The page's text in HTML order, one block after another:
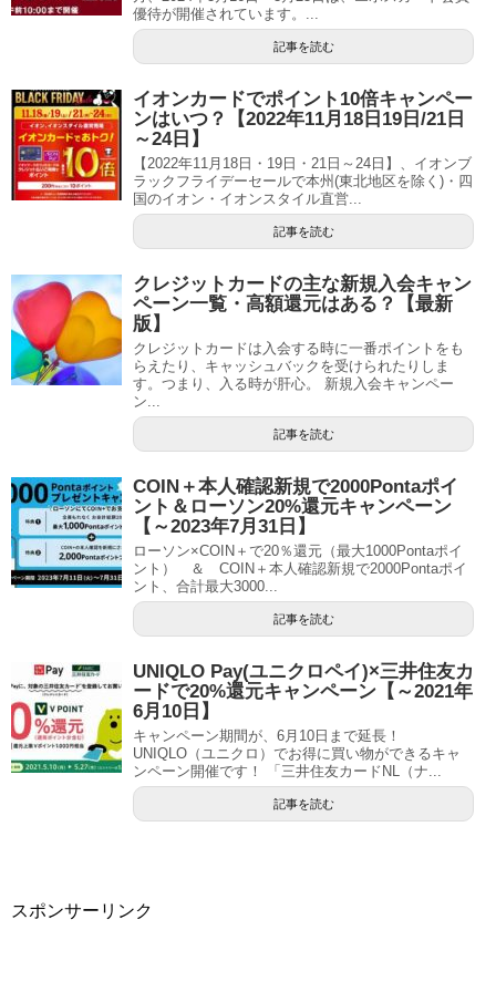
優待が開催されています。...
記事を読む
イオンカードでポイント10倍キャンペー
ンはいつ？【2022年11月18日19日/21日
～24日】
【2022年11月18日・19日・21日～24日】、イオンブ
ラックフライデーセールで本州(東北地区を除く)・四
国のイオン・イオンスタイル直営...
記事を読む
クレジットカードの主な新規入会キャン
ペーン一覧・高額還元はある？【最新
版】
クレジットカードは入会する時に一番ポイントをも
らえたり、キャッシュバックを受けられたりしま
す。つまり、入る時が肝心。 新規入会キャンペー
ン...
記事を読む
COIN＋本人確認新規で2000Pontaポイ
ント＆ローソン20%還元キャンペーン
【～2023年7月31日】
ローソン×COIN＋で20％還元（最大1000Pontaポイ
ント） ＆ COIN＋本人確認新規で2000Pontaポイ
ント、合計最大3000...
記事を読む
UNIQLO Pay(ユニクロペイ)×三井住友カ
ードで20%還元キャンペーン【～2021年
6月10日】
キャンペーン期間が、6月10日まで延長！
UNIQLO（ユニクロ）でお得に買い物ができるキャ
ンペーン開催です！ 「三井住友カードNL（ナ...
記事を読む
スポンサーリンク